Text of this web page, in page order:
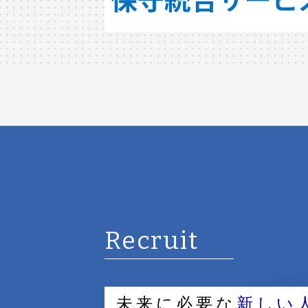
Recruit
未来に必要な 新しい